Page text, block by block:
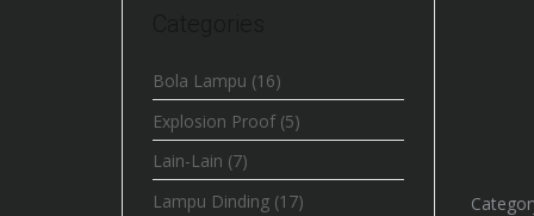
Bola Lampu (16)
Explosion Proof (5)
Lain-Lain (7)
Lampu Dinding (17)